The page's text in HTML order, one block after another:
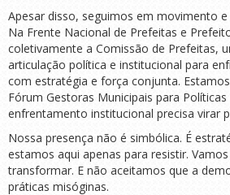
Apesar disso, seguimos em movimento
Na Frente Nacional de Prefeitas e
coletivamente a Comissão de Prefeitas,
articulação política e institucional para
com estratégia e força conjunta.
Fórum Gestoras Municipais para
enfrentamento institucional precisa virar
Nossa presença não é simbólica. É
estamos aqui apenas para resistir.
transformar. E não aceitamos que a
práticas misóginas.